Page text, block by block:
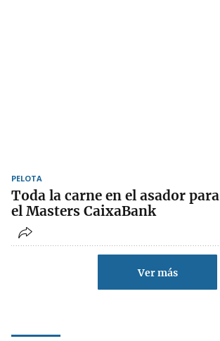
PELOTA
Toda la carne en el asador para
el Masters CaixaBank
Ver más